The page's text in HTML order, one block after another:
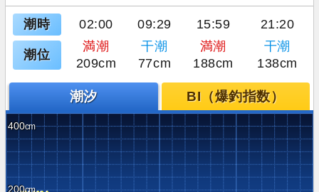
潮時 02:00 09:29 15:59 21:20
潮位
満潮 干潮 満潮
干潮
209cm
77cm 188cm 138cm
潮汐 BI（爆釣指数）
400
200